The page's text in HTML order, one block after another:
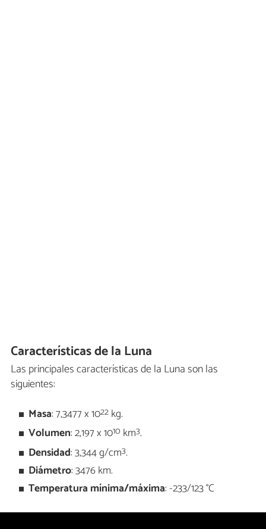
Características de la Luna
Las principales características de la Luna son las
siguientes:
Masa: 7,3477 x 1022 kg.
Volumen: 2,197 x 1010 km3.
Densidad: 3,344 g/cm3.
Diámetro: 3476 km.
Temperatura mínima/máxima: -233/123 °C